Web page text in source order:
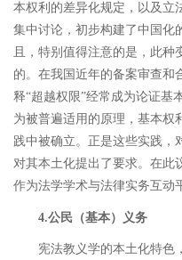
本权利的差异化规定，以及立
集中讨论，初步构建了中国化
且，特别值得注意的是，此
的。在我国近年的备案审查和
释“超越权限”经常成为论证基
为被普遍适用的原理，基本权
践中被确立。正是这些实践，
对其本土化提出了要求。在此
作为法学学术与法律实务互动
4.公民（基本）义务
宪法教义学的本土化特色